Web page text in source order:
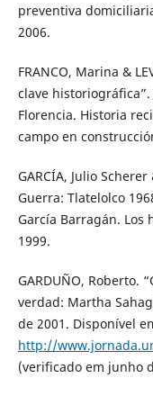
preventiva
2006.
FRANCO, Marina &
clave historiográfica”.
Florencia. Historia
campo en
GARCÍA, Julio
Guerra: Tlatelolco
García Barragán. Los
1999.
GARDUÑO, Roberto.
verdad: Martha
de 2001. Disponível
http://
(verificado em junho